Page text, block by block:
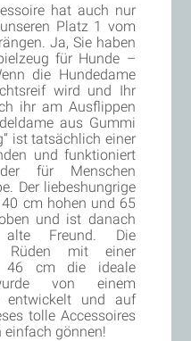
hat auch nur
Platz 1 vom
Ja, Sie haben
für Hunde –
die Hundedame
wird und Ihr
ihr am Ausflippen
aus Gummi
ist tatsächlich einer
und funktioniert
für Menschen
Der liebeshungrige
cm hohen und 65
und ist danach
Freund. Die
Rüden mit einer
46 cm die ideale
von einem
entwickelt und auf
tolle Accessoires
einfach gönnen!